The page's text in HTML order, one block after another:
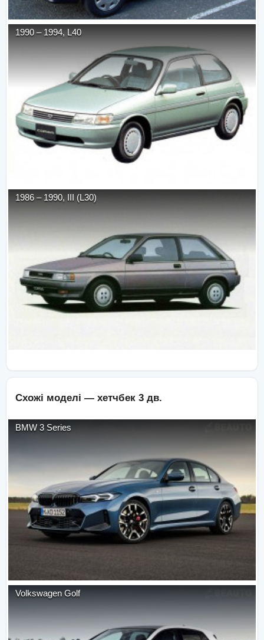
1990 – 1994, L40
1986 – 1990, III (L30)
Схожі моделі — хетчбек 3 дв.
BMW 3 Series
Volkswagen Golf